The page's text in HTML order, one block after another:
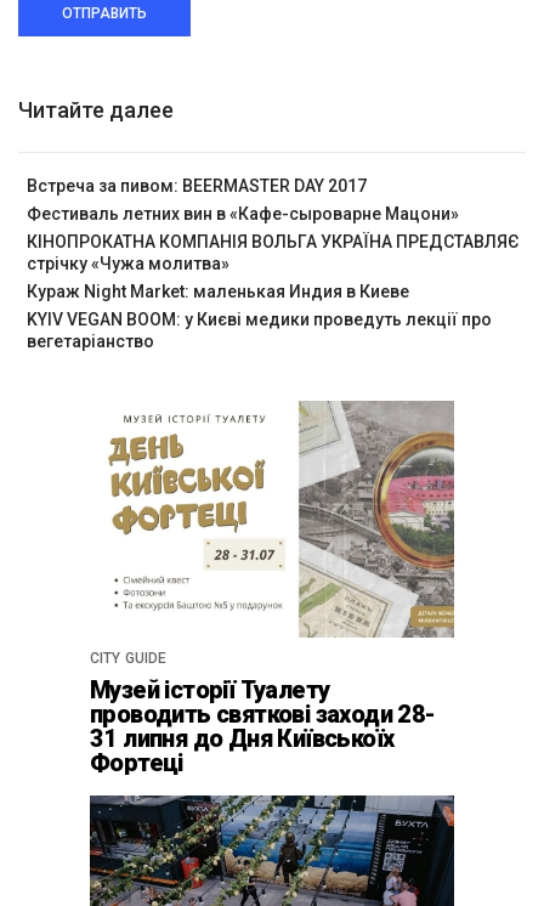
ОТПРАВИТЬ
Читайте далее
Встреча за пивом: BEERMASTER DAY 2017
Фестиваль летних вин в «Кафе-сыроварне Мацони»
КІНОПРОКАТНА КОМПАНІЯ ВОЛЬГА УКРАЇНА ПРЕДСТАВЛЯЄ
стрічку «Чужа молитва»
Кураж Night Market: маленькая Индия в Киеве
KYIV VEGAN BOOM: у Києві медики проведуть лекції про
вегетаріанство
CITY GUIDE
Музей історії Туалету
проводить святкові заходи 28-
31 липня до Дня Київськоїх
Фортеці